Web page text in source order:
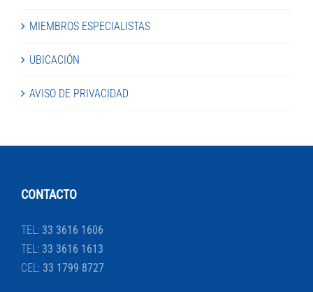
MIEMBROS ESPECIALISTAS
UBICACIÓN
AVISO DE PRIVACIDAD
CONTACTO
TEL: 33 3616 1606
TEL: 33 3616 1613
CEL: 33 1799 8727